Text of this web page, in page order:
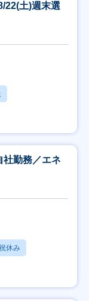
22(土)週末選
社勤務／エネ
休み